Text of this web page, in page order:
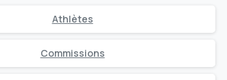
Athlètes
Commissions